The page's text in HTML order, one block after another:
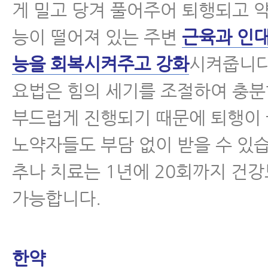
게 밀고 당겨 풀어주어 퇴행되고
능이 떨어져 있는 주변 근육과 인
능을 회복시켜주고 강화시켜줍니
요법은 힘의 세기를 조절하여 충
부드럽게 진행되기 때문에 퇴행이
노약자들도 부담 없이 받을 수 있
추나 치료는 1년에 20회까지 건
가능합니다.
한약